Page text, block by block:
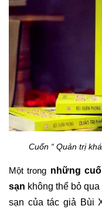
Cuốn “ Quản trị
Một trong những
sạn không thể bỏ
sạn của tác giả Bùi